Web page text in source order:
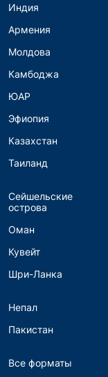
Индия
Армения
Молдова
Камбоджа
ЮАР
Эфиопия
Казахстан
Таиланд
Сейшельские
острова
Оман
Кувейт
Шри-Ланка
Непал
Пакистан
Все форматы